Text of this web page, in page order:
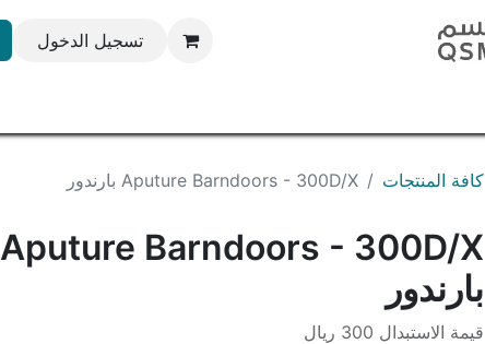
تسجيل الدخول
كافة المنتجات Aputure Barndoors - 300D/X بارندور
Aputure Barndoors - 300D/X
بارندور
قيمة الاستبدال 300 ريال